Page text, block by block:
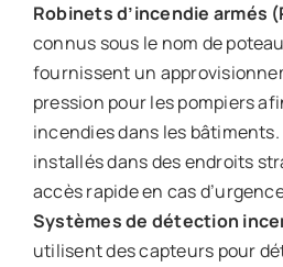
Robinets d’incendie armés
connus sous le nom de
fournissent un
pression pour les pompiers
incendies dans les
installés dans des endroits
accès rapide en cas
Systèmes de détection
utilisent des capteurs pour